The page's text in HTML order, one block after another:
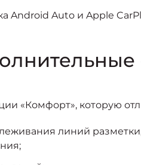
Android Auto и Apple
«Комфорт», которую
линий